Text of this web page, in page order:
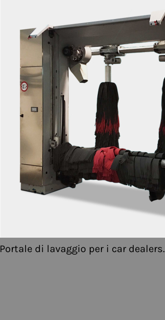
Portale di lavaggio per i car dealers.